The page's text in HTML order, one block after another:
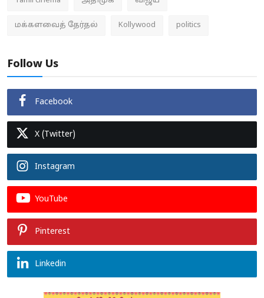
மக்களவைத் தேர்தல் Kollywood politics
Follow Us
Facebook
X (Twitter)
Instagram
YouTube
Pinterest
Linkedin